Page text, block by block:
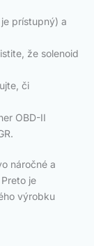
prístupný) a
že solenoid
či
OBD-II
náročné a
je
výrobku